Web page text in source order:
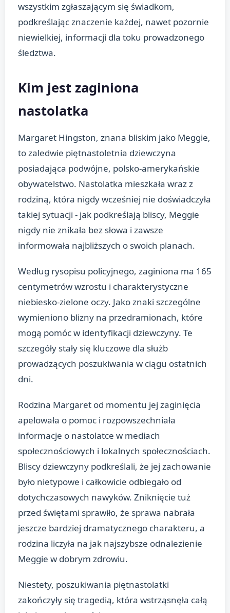
wszystkim zgłaszającym się świadkom,
podkreślając znaczenie każdej, nawet pozornie
niewielkiej, informacji dla toku prowadzonego
śledztwa.
Kim jest zaginiona
nastolatka
Margaret Hingston, znana bliskim jako Meggie,
to zaledwie piętnastoletnia dziewczyna
posiadająca podwójne, polsko-amerykańskie
obywatelstwo. Nastolatka mieszkała wraz z
rodziną, która nigdy wcześniej nie doświadczyła
takiej sytuacji - jak podkreślają bliscy, Meggie
nigdy nie znikała bez słowa i zawsze
informowała najbliższych o swoich planach.
Według rysopisu policyjnego, zaginiona ma 165
centymetrów wzrostu i charakterystyczne
niebiesko-zielone oczy. Jako znaki szczególne
wymieniono blizny na przedramionach, które
mogą pomóc w identyfikacji dziewczyny. Te
szczegóły stały się kluczowe dla służb
prowadzących poszukiwania w ciągu ostatnich
dni.
Rodzina Margaret od momentu jej zaginięcia
apelowała o pomoc i rozpowszechniała
informacje o nastolatce w mediach
społecznościowych i lokalnych społecznościach.
Bliscy dziewczyny podkreślali, że jej zachowanie
było nietypowe i całkowicie odbiegało od
dotychczasowych nawyków. Zniknięcie tuż
przed świętami sprawiło, że sprawa nabrała
jeszcze bardziej dramatycznego charakteru, a
rodzina liczyła na jak najszybsze odnalezienie
Meggie w dobrym zdrowiu.
Niestety, poszukiwania piętnastolatki
zakończyły się tragedią, która wstrząsnęła całą